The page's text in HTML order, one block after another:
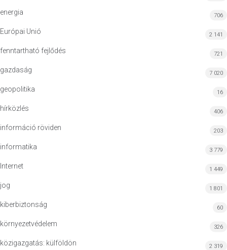
energia 706
Európai Unió 2 141
fenntartható fejlődés 721
gazdaság 7 020
geopolitika 16
hírközlés 406
információ röviden 203
informatika 3 779
Internet 1 449
jog 1 801
kiberbiztonság 60
környezetvédelem 326
közigazgatás: külföldön 2 319